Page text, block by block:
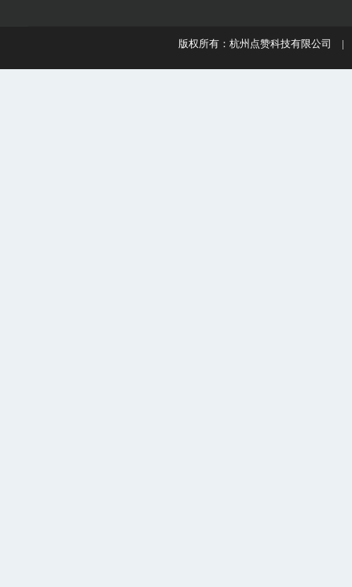
版权所有：杭州点赞科技有限公司